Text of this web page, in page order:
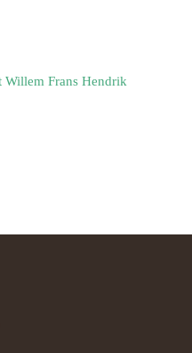
Willem Frans Hendrik